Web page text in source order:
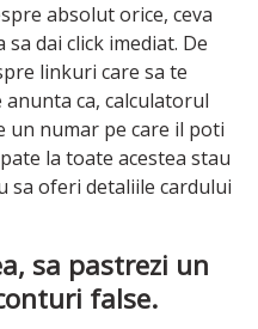
absolut orice, ceva
dai click imediat. De
linkuri care sa te
ca, calculatorul
un numar pe care il poti
la toate acestea stau
sa oferi detaliile cardului
sa pastrezi un
false.